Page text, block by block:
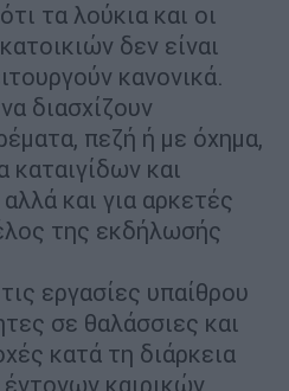
τα λούκια και οι
δεν είναι
κανονικά.
διασχίζουν
πεζή ή με όχημα,
καταιγίδων και
και για αρκετές
της εκδήλωσής
εργασίες υπαίθρου
σε θαλάσσιες και
κατά τη διάρκεια
καιρικών